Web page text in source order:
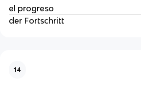
el progreso
der Fortschritt
14